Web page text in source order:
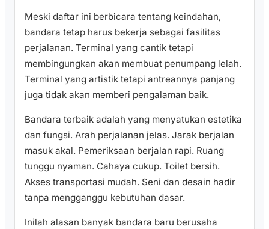
Meski daftar ini berbicara tentang keindahan,
bandara tetap harus bekerja sebagai fasilitas
perjalanan. Terminal yang cantik tetapi
membingungkan akan membuat penumpang lelah.
Terminal yang artistik tetapi antreannya panjang
juga tidak akan memberi pengalaman baik.
Bandara terbaik adalah yang menyatukan estetika
dan fungsi. Arah perjalanan jelas. Jarak berjalan
masuk akal. Pemeriksaan berjalan rapi. Ruang
tunggu nyaman. Cahaya cukup. Toilet bersih.
Akses transportasi mudah. Seni dan desain hadir
tanpa mengganggu kebutuhan dasar.
Inilah alasan banyak bandara baru berusaha